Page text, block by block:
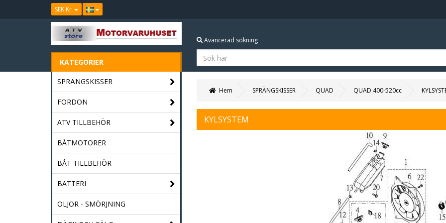
SEK Kr
KATEGORIER
Avancerad sökning
SPRÄNGSKISSER
FORDON
ATV TILLBEHÖR
BÅTMOTORER
BÅT TILLBEHÖR
BATTERI
OLJOR - SMÖRJNING
Hem SPRÄNGSKISSER QUAD QUAD 400-520cc
KYLSYSTEM